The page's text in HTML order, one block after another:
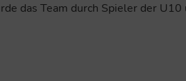
das Team durch Spieler der